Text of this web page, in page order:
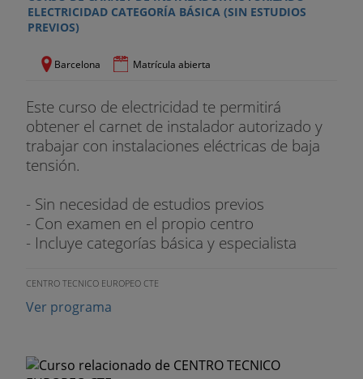
ELECTRICIDAD CATEGORÍA BÁSICA (SIN ESTUDIOS
PREVIOS)
Barcelona Matrícula abierta
Este curso de electricidad te permitirá
obtener el carnet de instalador autorizado y
trabajar con instalaciones eléctricas de baja
tensión.
- Sin necesidad de estudios previos
- Con examen en el propio centro
- Incluye categorías básica y especialista
CENTRO TECNICO EUROPEO CTE
Ver programa